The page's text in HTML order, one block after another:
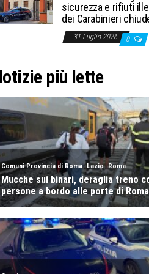
sicurezza e rifiuti
dei Carabinieri
31 Luglio 2026 0
più lette